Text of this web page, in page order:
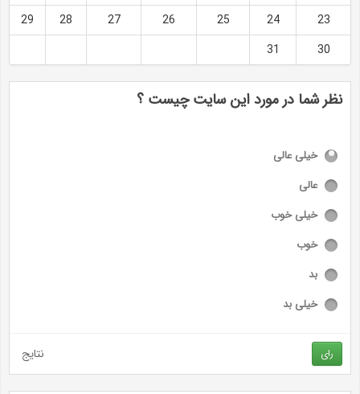
23
24
25
26
27
28
29
30
31
نظر شما در مورد این سایت چیست ؟
خیلی عالی
عالی
خیلی خوب
خوب
بد
خیلی بد
رای نتایج